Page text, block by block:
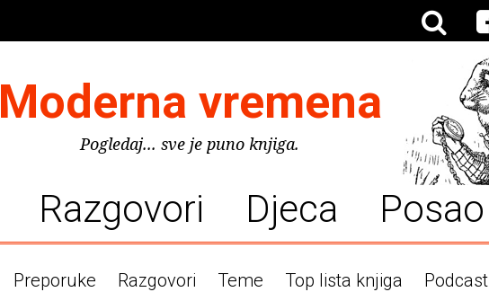
Moderna vremena
Pogledaj... sve je puno knjiga.
Razgovori Djeca Posao
Preporuke Razgovori Teme Top lista knjiga Podcast